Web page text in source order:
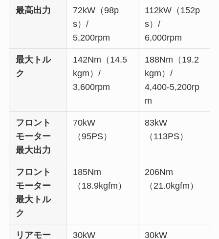
最高出力
72kW（98p
s）/
5,200rpm
112kW（152p
s）/
6,000rpm
最大トル
ク
142Nm（14.5
kgm）/
3,600rpm
188Nm（19.2
kgm）/
4,400-5,200rp
m
フロント
モーター
最大出力
70kW
（95PS）
83kW
（113PS）
フロント
モーター
最大トル
ク
185Nm
（18.9kgfm）
206Nm
（21.0kgfm）
リアモー
30kW
30kW